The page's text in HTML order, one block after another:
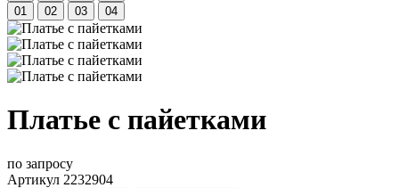
01
02 03 04
Платье с пайетками
по запросу
Артикул 2232904